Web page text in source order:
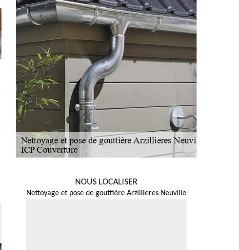
NOUS LOCALISER
Nettoyage et pose de gouttière Arzillieres Neuville